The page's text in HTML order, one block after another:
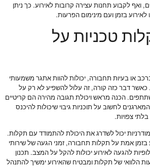
ואף לקבוע תחנות עצירה קרובות לאירוע. כך ניתן
בזמן ועם מינימום הפרעות.
טכניות על
או בעיות תחבורה, יכולות להוות אתגר משמעותי
דבר כזה קורה, זה עלול להשפיע לא רק על
הכנה מראש ויכולת תגובה מהירה הם קריטיים
לחשוב על תוכניות גיבוי שיכולות להיכנס
צפויות.
יכול לשדרג את היכולת להתמודד עם תקלות.
אמת על תקלות תחבורה, זמני הגעה של שירותי
להגעה לאירוע יכולות להקל על המצב. תכנון
הלוואי של תקלות ומבטיח שהאירוע ימשיך להתנהל